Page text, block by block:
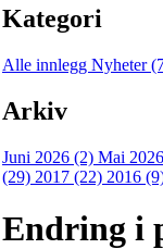
Kategori
Alle innlegg Nyheter
Arkiv
Juni 2026 (2) Mai
(29) 2017 (22) 2016
Endring i